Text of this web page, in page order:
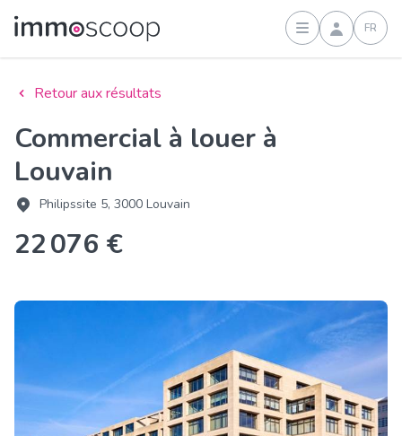
Connexion
FR
Retour aux résultats
Commercial à louer à
Louvain
Philipssite 5, 3000 Louvain
22 076 €